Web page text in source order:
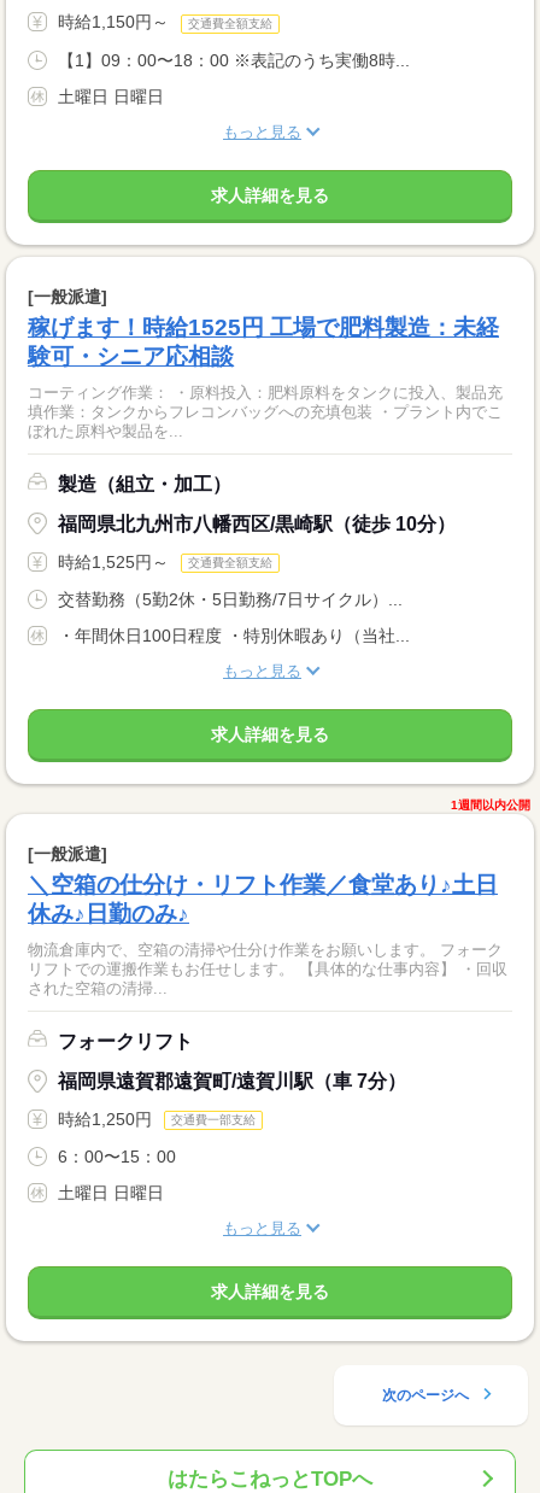
時給1,150円～ 交通費全額支給
【1】09：00〜18：00 ※表記のうち実働8時...
土曜日 日曜日
もっと見る
求人詳細を見る
[一般派遣]
稼げます！時給1525円 工場で肥料製造：未経
験可・シニア応相談
コーティング作業： ・原料投入：肥料原料をタンクに投入、製品充
填作業：タンクからフレコンバッグへの充填包装 ・プラント内でこ
ぼれた原料や製品を...
製造（組立・加工）
福岡県北九州市八幡西区/黒崎駅（徒歩 10分）
時給1,525円～ 交通費全額支給
交替勤務（5勤2休・5日勤務/7日サイクル）...
・年間休日100日程度 ・特別休暇あり（当社...
もっと見る
求人詳細を見る
1週間以内公開
[一般派遣]
＼空箱の仕分け・リフト作業／食堂あり♪土日
休み♪日勤のみ♪
物流倉庫内で、空箱の清掃や仕分け作業をお願いします。 フォーク
リフトでの運搬作業もお任せします。 【具体的な仕事内容】 ・回収
された空箱の清掃...
フォークリフト
福岡県遠賀郡遠賀町/遠賀川駅（車 7分）
時給1,250円 交通費一部支給
6：00〜15：00
土曜日 日曜日
もっと見る
求人詳細を見る
次のページへ
はたらこねっとTOPへ